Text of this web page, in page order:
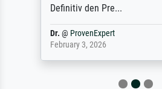
Definitiv den Pre...
Dr. @ ProvenExpert
February 3, 2026